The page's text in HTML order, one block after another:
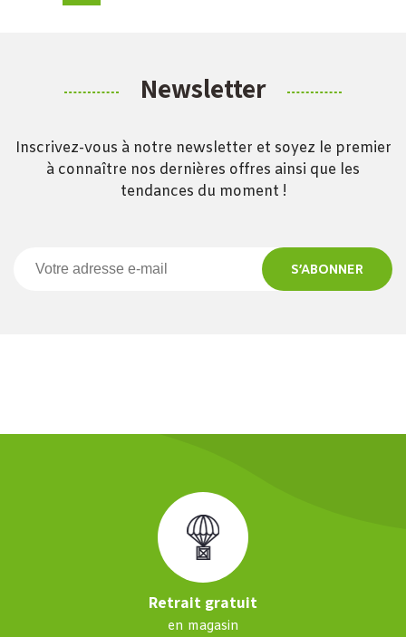
Newsletter
Inscrivez-vous à notre newsletter et soyez le premier
à connaître nos dernières offres ainsi que les
tendances du moment !
S’ABONNER
Retrait gratuit
en magasin